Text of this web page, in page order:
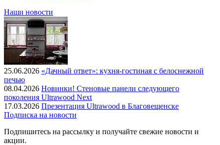
Наши новости
25.06.2026 «Дачный ответ»: кухня-гостиная с белоснежной
печью
08.04.2026 Новинки! Стеновые панели следующего
поколения Ultrawood Next
17.03.2026 Презентация Ultrawood в Благовещенске
Подписка на новости
Подпишитесь на рассылку и получайте свежие новости и
акции.